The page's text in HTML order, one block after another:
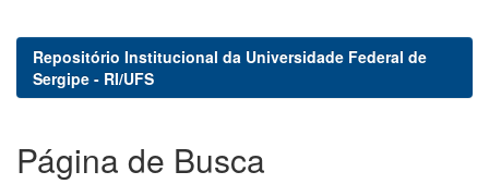
Repositório Institucional da Universidade Federal de
Sergipe - RI/UFS
Página de Busca